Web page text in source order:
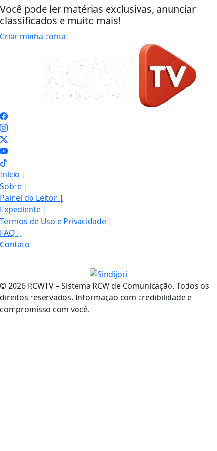
Você pode ler matérias exclusivas, anunciar
classificados e muito mais!
Criar minha conta
Início |
Sobre |
Painel do Leitor |
Expediente |
Termos de Uso e Privacidade |
FAQ |
Contato
© 2026 RCWTV – Sistema RCW de Comunicação. Todos os
direitos reservados. Informação com credibilidade e
compromisso com você.